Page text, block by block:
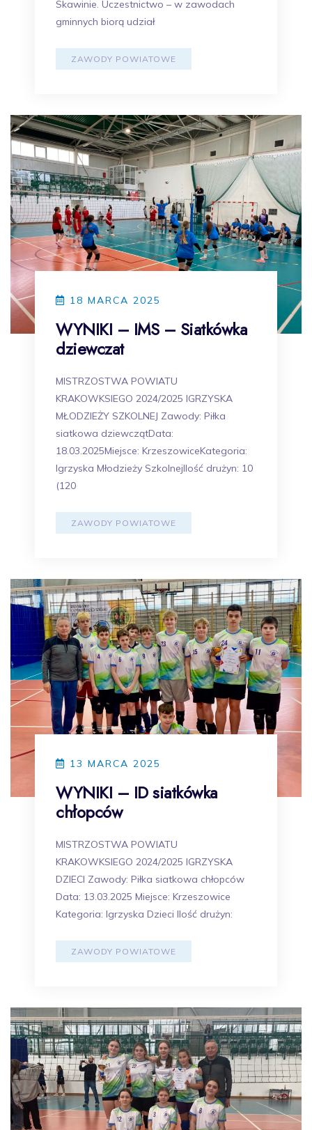
Skawinie. Uczestnictwo – w zawodach
gminnych biorą udział
ZAWODY POWIATOWE
18 MARCA 2025
WYNIKI – IMS – Siatkówka
dziewczat
MISTRZOSTWA POWIATU
KRAKOWKSIEGO 2024/2025 IGRZYSKA
MŁODZIEŻY SZKOLNEJ Zawody: Piłka
siatkowa dziewczątData:
18.03.2025Miejsce: KrzeszowiceKategoria:
Igrzyska Młodzieży SzkolnejIlość drużyn: 10
(120
ZAWODY POWIATOWE
13 MARCA 2025
WYNIKI – ID siatkówka
chłopców
MISTRZOSTWA POWIATU
KRAKOWKSIEGO 2024/2025 IGRZYSKA
DZIECI Zawody: Piłka siatkowa chłopców
Data: 13.03.2025 Miejsce: Krzeszowice
Kategoria: Igrzyska Dzieci Ilość drużyn:
ZAWODY POWIATOWE